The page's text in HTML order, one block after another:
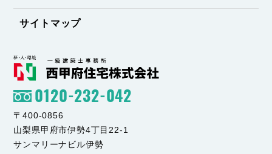
サイトマップ
0120-232-042
〒400-0856
山梨県甲府市伊勢4丁目22-1
サンマリーナビル伊勢